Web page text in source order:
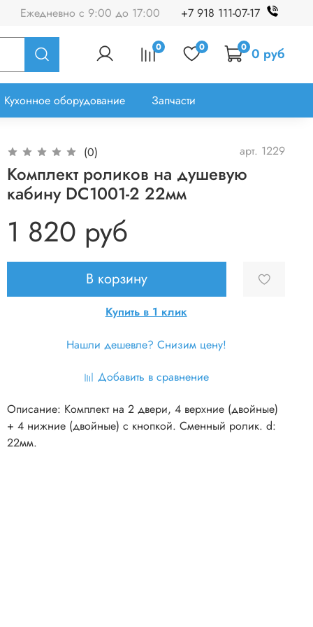
Ежедневно с 9:00 до 17:00 +7 918 111-07-17
0 0 0 0 руб
Кухонное оборудование Запчасти
(0)
арт. 1229
Комплект роликов на душевую
кабину DC1001-2 22мм
1 820 руб
В корзину
Купить в 1 клик
Нашли дешевле? Снизим цену!
Добавить в сравнение
Описание: Комплект на 2 двери, 4 верхние (двойные)
+ 4 нижние (двойные) с кнопкой. Сменный ролик. d:
22мм.